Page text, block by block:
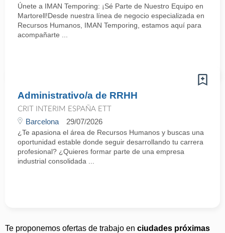
Únete a IMAN Temporing: ¡Sé Parte de Nuestro Equipo en
Martorell!Desde nuestra línea de negocio especializada en
Recursos Humanos, IMAN Temporing, estamos aquí para
acompañarte ...
Administrativo/a de RRHH
CRIT INTERIM ESPAÑA ETT
Barcelona 29/07/2026
¿Te apasiona el área de Recursos Humanos y buscas una
oportunidad estable donde seguir desarrollando tu carrera
profesional? ¿Quieres formar parte de una empresa
industrial consolidada ...
Te proponemos ofertas de trabajo en ciudades próximas